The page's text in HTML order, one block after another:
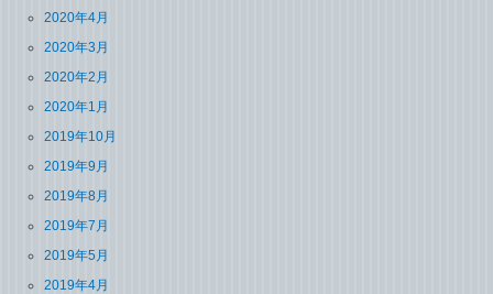
2020年4月
2020年3月
2020年2月
2020年1月
2019年10月
2019年9月
2019年8月
2019年7月
2019年5月
2019年4月